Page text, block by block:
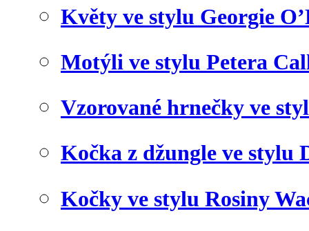
Květy ve stylu Georgie
Motýli ve stylu Petera
Vzorované hrnečky ve
Kočka z džungle ve stylu
Kočky ve stylu Rosiny